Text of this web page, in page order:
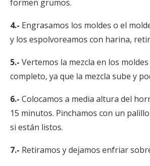
formen grumos.
4.- Engrasamos los moldes o el
y los espolvoreamos con harina,
5.- Vertemos la mezcla en los
completo, ya que la mezcla sube y
6.- Colocamos a media altura del
15 minutos. Pinchamos con un
si están listos.
7.- Retiramos y dejamos enfriar